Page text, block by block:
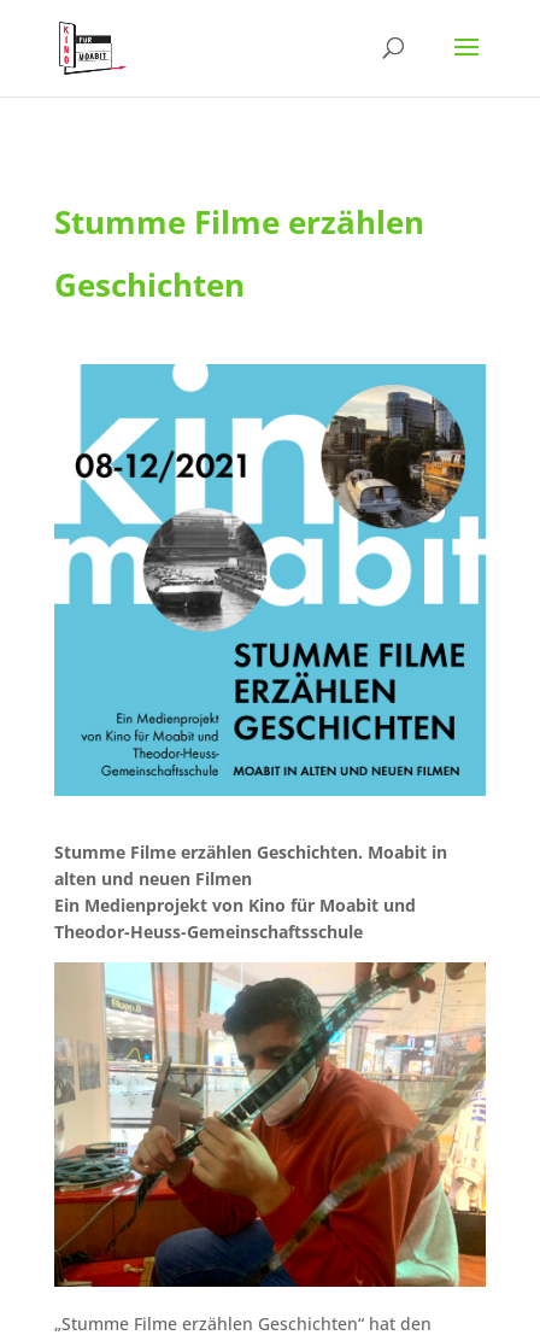
Stumme Filme erzählen
Geschichten
Stumme Filme erzählen Geschichten. Moabit in
alten und neuen Filmen
Ein Medienprojekt von Kino für Moabit und
Theodor-Heuss-Gemeinschaftsschule
„Stumme Filme erzählen Geschichten“ hat den